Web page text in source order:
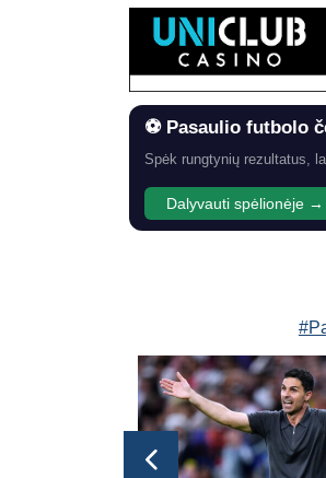
⚽ Pasaulio futbolo
Spėk rungtynių rezultatus,
Dalyvauti spėlionėje →